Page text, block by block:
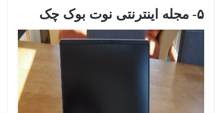
۵- مجله اینترنتی نوت بوک چک